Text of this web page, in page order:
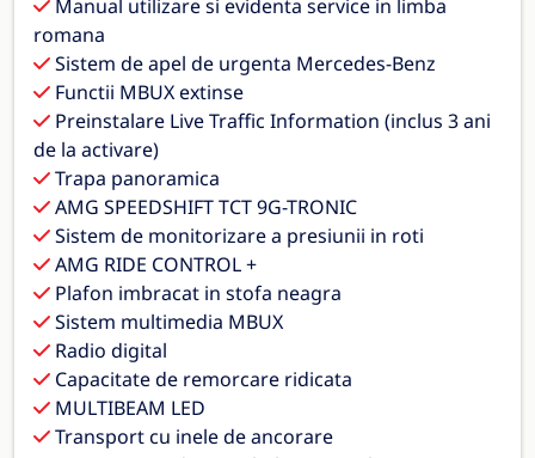
Manual utilizare si evidenta service in limba
romana
Sistem de apel de urgenta Mercedes-Benz
Functii MBUX extinse
Preinstalare Live Traffic Information (inclus 3 ani
de la activare)
Trapa panoramica
AMG SPEEDSHIFT TCT 9G-TRONIC
Sistem de monitorizare a presiunii in roti
AMG RIDE CONTROL +
Plafon imbracat in stofa neagra
Sistem multimedia MBUX
Radio digital
Capacitate de remorcare ridicata
MULTIBEAM LED
Transport cu inele de ancorare